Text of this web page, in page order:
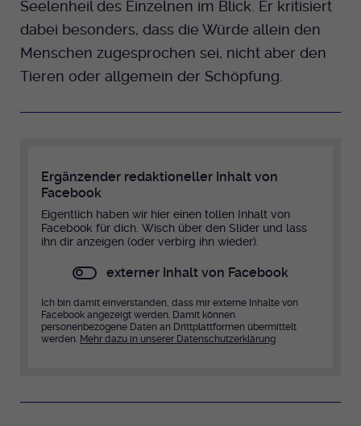
Seelenheil des Einzelnen im Blick. Er kritisiert
dabei besonders, dass die Würde allein den
Menschen zugesprochen sei, nicht aber den
Tieren oder allgemein der Schöpfung.
Ergänzender redaktioneller Inhalt von
Facebook
Eigentlich haben wir hier einen tollen Inhalt von
Facebook für dich. Wisch über den Slider und lass
ihn dir anzeigen (oder verbirg ihn wieder).
externer Inhalt von Facebook
Ich bin damit einverstanden, dass mir externe Inhalte von
Facebook angezeigt werden. Damit können
personenbezogene Daten an Drittplattformen übermittelt
werden. Mehr dazu in unserer Datenschutzerklärung